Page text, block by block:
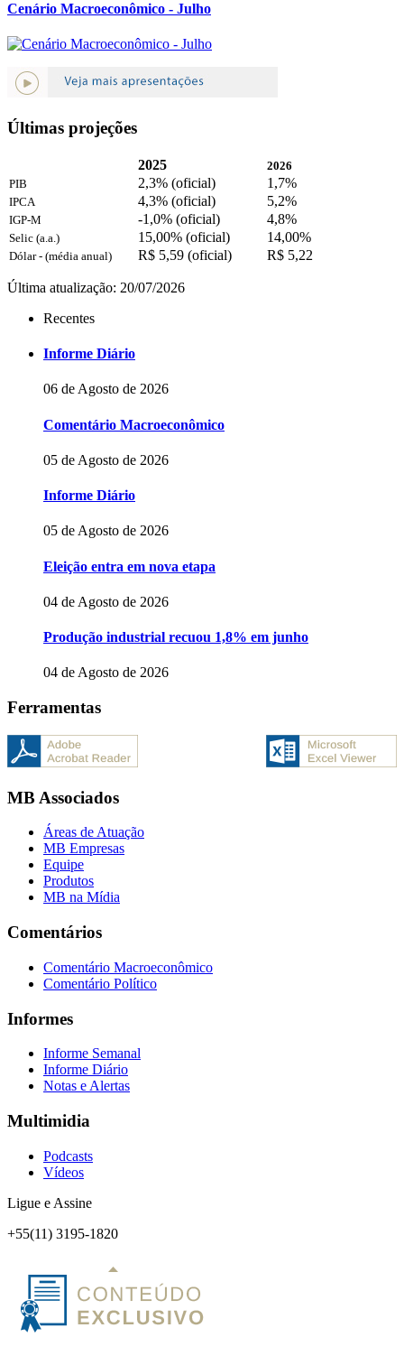
Cenário Macroeconômico - Julho
Últimas projeções
2025
2026
PIB
2,3% (oficial) 1,7%
IPCA 4,3% (oficial) 5,2%
IGP-M -1,0% (oficial) 4,8%
Selic (a.a.) 15,00% (oficial) 14,00%
Dólar - (média anual) R$ 5,59 (oficial) R$ 5,22
Última atualização: 20/07/2026
Recentes
Informe Diário
06 de Agosto de 2026
Comentário Macroeconômico
05 de Agosto de 2026
Informe Diário
05 de Agosto de 2026
Eleição entra em nova etapa
04 de Agosto de 2026
Produção industrial recuou 1,8% em junho
04 de Agosto de 2026
Ferramentas
MB Associados
Áreas de Atuação
MB Empresas
Equipe
Produtos
MB na Mídia
Comentários
Comentário Macroeconômico
Comentário Político
Informes
Informe Semanal
Informe Diário
Notas e Alertas
Multimidia
Podcasts
Vídeos
Ligue e Assine
+55(11) 3195-1820